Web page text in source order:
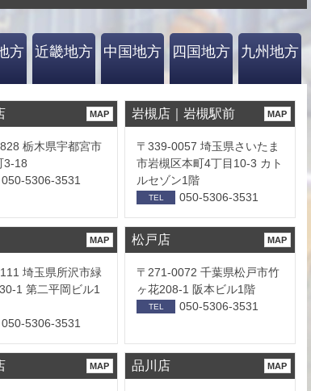
方 近畿地方 中国地方 四国地方 九州地方
MAP
栃木県宇都宮市
3-18
050-5306-3531
岩槻店｜岩槻駅前 MAP
〒339-0057 埼玉県さいたま
市岩槻区本町4丁目10-3 カト
ルセゾン1階
TEL 050-5306-3531
MAP
埼玉県所沢市緑
1 第二平岡ビル1
050-5306-3531
松戸店 MAP
〒271-0072 千葉県松戸市竹
ヶ花208-1 阪本ビル1階
TEL 050-5306-3531
MAP 品川店 MAP